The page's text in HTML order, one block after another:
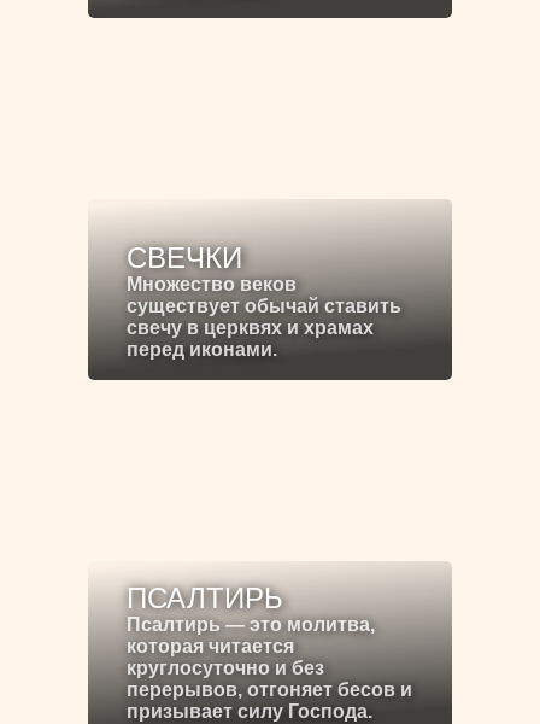
СВЕЧКИ
Множество веков
существует обычай ставить
свечу в церквях и храмах
перед иконами.
ПСАЛТИРЬ
Псалтирь — это молитва,
которая читается
круглосуточно и без
перерывов, отгоняет бесов и
призывает силу Господа.